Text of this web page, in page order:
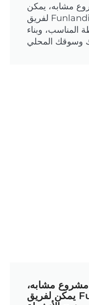
مشابه، يمكن
لفريق Funlandia مساعدتك في تقييم
المناسب، وبناء
مشابه،
يمكن لفريق Funlandia مساعدتك في